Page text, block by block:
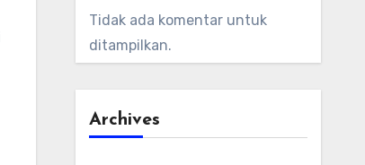
Tidak ada komentar untuk
ditampilkan.
Archives